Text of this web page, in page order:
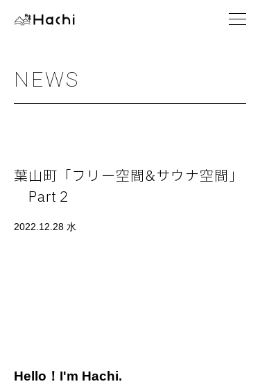
NEWS
葉山町「フリー空間&サウナ空間」
Part２
2022.12.28 水
Hello！I'm Hachi.